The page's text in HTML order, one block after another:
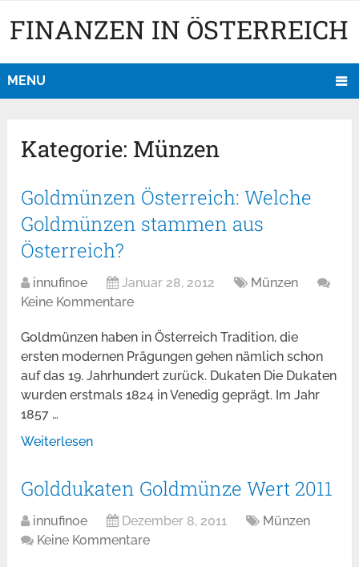
FINANZEN IN ÖSTERREICH
MENU
Kategorie: Münzen
Goldmünzen Österreich: Welche
Goldmünzen stammen aus
Österreich?
innufinoe Januar 28, 2012
Münzen
Keine Kommentare
Goldmünzen haben in Österreich Tradition, die
ersten modernen Prägungen gehen nämlich schon
auf das 19. Jahrhundert zurück. Dukaten Die Dukaten
wurden erstmals 1824 in Venedig geprägt. Im Jahr
1857 …
Weiterlesen
Golddukaten Goldmünze Wert 2011
innufinoe Dezember 8, 2011
Münzen
Keine Kommentare